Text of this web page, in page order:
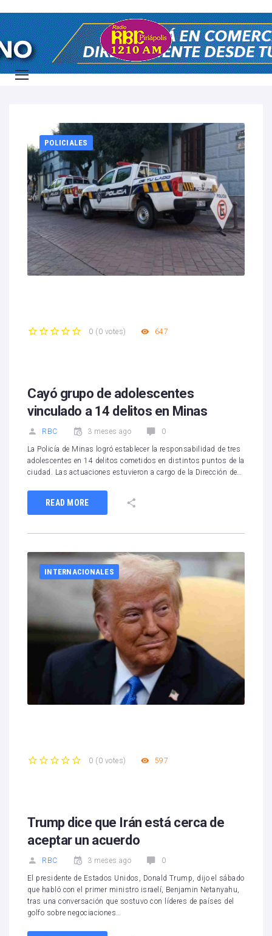
Home 2026
POLICIALES
0 ( 0 votes) 647
Cayó grupo de adolescentes
vinculado a 14 delitos en Minas
RBC 3 meses ago 0
La Policía de Minas logró establecer la responsabilidad de tres
adolescentes en 14 delitos cometidos en distintos puntos de la
ciudad. Las actuaciones estuvieron a cargo de la Dirección de…
READ MORE
INTERNACIONALES
0 ( 0 votes) 597
Trump dice que Irán está cerca de
aceptar un acuerdo
RBC 3 meses ago 0
El presidente de Estados Unidos, Donald Trump, dijo el sábado
que habló con el primer ministro israelí, Benjamin Netanyahu,
tras una conversación que sostuvo con líderes de países del
golfo sobre negociaciones…